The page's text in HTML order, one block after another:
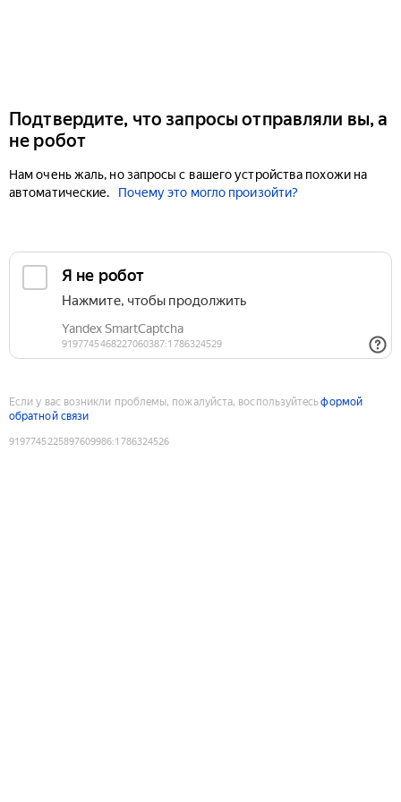
Подтвердите, что запросы отправляли вы, а
не робот
Нам очень жаль, но запросы с вашего устройства похожи на
автоматические.
Почему это могло произойти?
Если у вас возникли проблемы, пожалуйста, воспользуйтесьформой
обратной связи
9197745225897609986:1786324526